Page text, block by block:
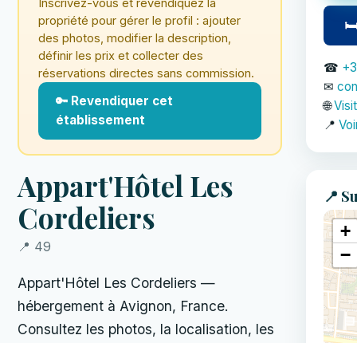
Inscrivez-vous et revendiquez la
propriété pour gérer le profil : ajouter
des photos, modifier la description,
définir les prix et collecter des
réservations directes sans commission.
🔑 Revendiquer cet
établissement
Appart'Hôtel Les
Cordeliers
📍 49
Appart'Hôtel Les Cordeliers —
hébergement à Avignon, France.
Consultez les photos, la localisation, les
🛏
☎
✉
🌐
📍
📍
+
−